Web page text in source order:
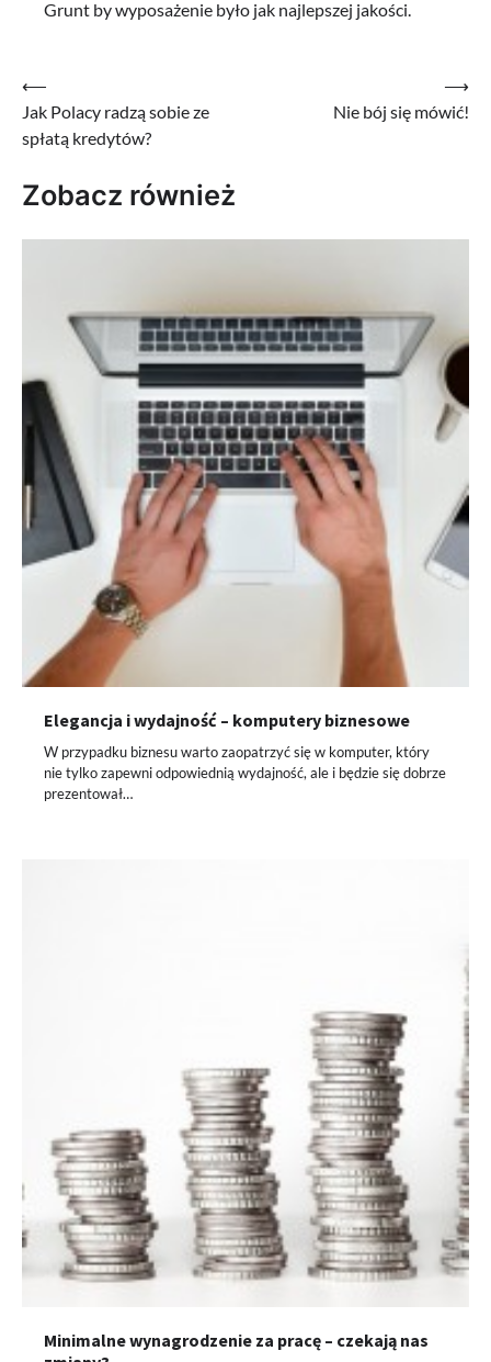
Grunt by wyposażenie było jak najlepszej jakości.
Nawigacja
wpisu
⟵
Jak Polacy radzą sobie ze
spłatą kredytów?
Nie bój się mówić!
⟶
Zobacz również
Elegancja i wydajność – komputery biznesowe
W przypadku biznesu warto zaopatrzyć się w komputer, który
nie tylko zapewni odpowiednią wydajność, ale i będzie się dobrze
prezentował…
Minimalne wynagrodzenie za pracę – czekają nas